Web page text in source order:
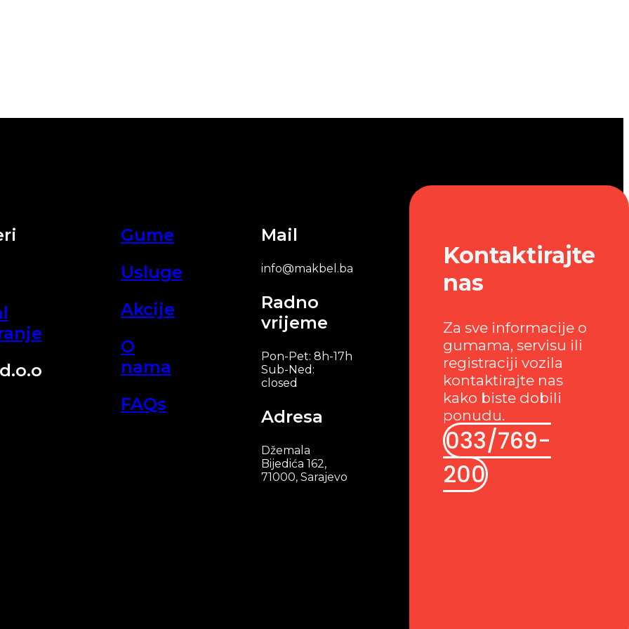
Gume
Usluge
Akcije
O
nama
FAQs
Mail
info@makbel.ba
Radno
vrijeme
Pon-Pet: 8h-17h
Sub-Ned:
closed
Adresa
Džemala
Bijedića 162,
71000, Sarajevo
Kontaktirajte
nas
Za sve informacije o
gumama, servisu ili
registraciji vozila
kontaktirajte nas
kako biste dobili
ponudu.
033/769-
200